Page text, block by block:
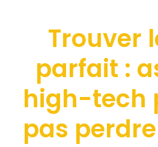
Trouver
parfait :
high-tech
pas